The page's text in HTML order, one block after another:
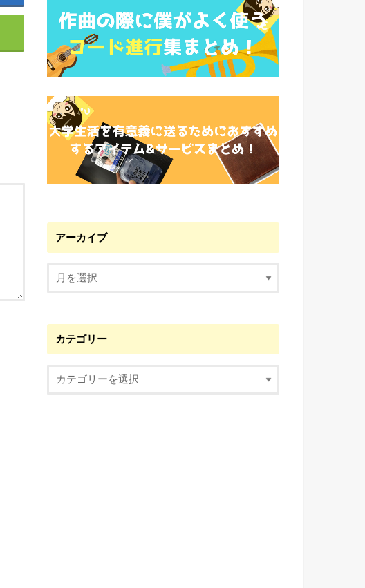
アーカイブ
カテゴリー